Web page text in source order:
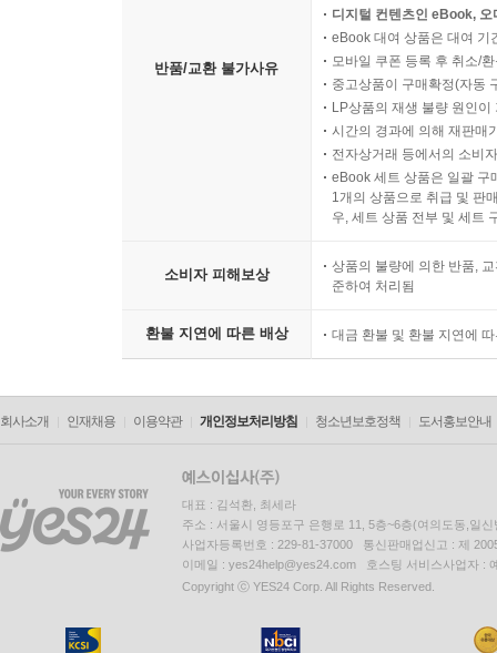
반품/교환 불가사유
디지털 컨텐츠인 eBook,
eBook 대여 상품은 대여 기
모바일 쿠폰 등록 후 취소/
중고상품이 구매확정(자동
LP상품의 재생 불량 원인
시간의 경과에 의해 재판매
전자상거래 등에서의 소비
eBook 세트 상품은 일괄 구
1개의 상품으로 취급 및 판
우, 세트 상품 전부 및 세트
소비자 피해보상
상품의 불량에 의한 반품,
준하여 처리됨
환불 지연에 따른 배상 대금 환불 및 환불 지연에
회사소개 인재채용 이용약관 개인정보처리방침 청소년보호정책 도서홍보안내
대표 : 김석환, 최세라
주소 : 서울시 영등포구 은행로 11, 5층~6층(여의도동,일신
사업자등록번호 : 229-81-37000 통신판매업신고 : 제
이메일 : yes24help@yes24.com 호스팅 서비스사업자 :
Copyright ⓒ YES24 Corp. All Rights Reserved.